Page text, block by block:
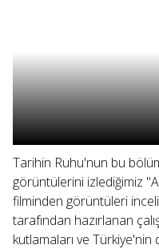
Tarihin Ruhu'nun bu
görüntülerini izlediğimiz
filminden görüntüleri
tarafından hazırlanan
kutlamaları ve Türkiye'nin